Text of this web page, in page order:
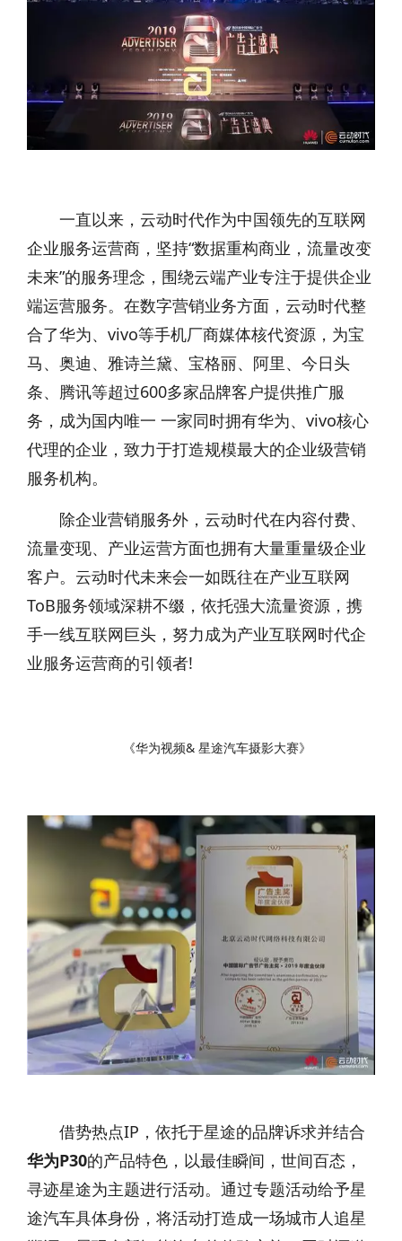
一直以来，云动时代作为中国领先的互联网
企业服务运营商，坚持“数据重构商业，流量改变
未来”的服务理念，围绕云端产业专注于提供企业
端运营服务。在数字营销业务方面，云动时代整
合了华为、vivo等手机厂商媒体核代资源，为宝
马、奥迪、雅诗兰黛、宝格丽、阿里、今日头
条、腾讯等超过600多家品牌客户提供推广服
务，成为国内唯一 一家同时拥有华为、vivo核心
代理的企业，致力于打造规模最大的企业级营销
服务机构。
除企业营销服务外，云动时代在内容付费、
流量变现、产业运营方面也拥有大量重量级企业
客户。云动时代未来会一如既往在产业互联网
ToB服务领域深耕不缀，依托强大流量资源，携
手一线互联网巨头，努力成为产业互联网时代企
业服务运营商的引领者!
《华为视频& 星途汽车摄影大赛》
借势热点IP，依托于星途的品牌诉求并结合
华为P30的产品特色，以最佳瞬间，世间百态，
寻迹星途为主题进行活动。通过专题活动给予星
途汽车具体身份，将活动打造成一场城市人追星